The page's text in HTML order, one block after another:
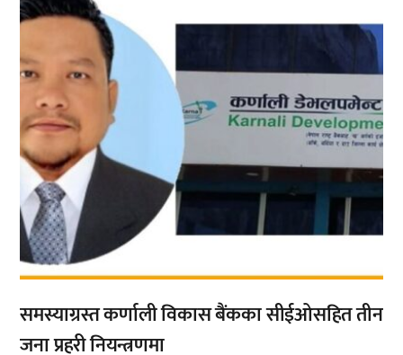
समस्याग्रस्त कर्णाली विकास बैंकका सीईओसहित तीन
जना प्रहरी नियन्त्रणमा